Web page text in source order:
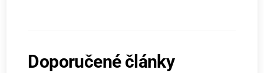
Doporučené články